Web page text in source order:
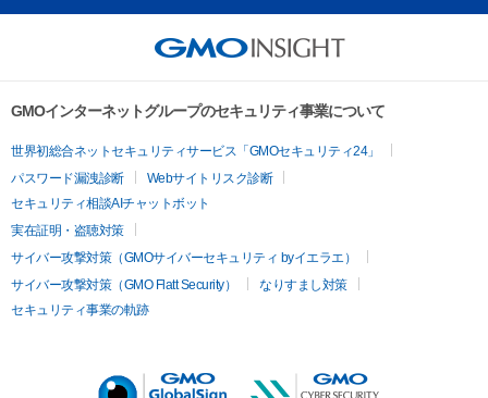
GMOインターネットグループのセキュリティ事業について
世界初総合ネットセキュリティサービス「GMOセキュリティ24」
パスワード漏洩診断
Webサイトリスク診断
セキュリティ相談AIチャットボット
実在証明・盗聴対策
サイバー攻撃対策（GMOサイバーセキュリティ byイエラエ）
サイバー攻撃対策（GMO Flatt Security）
なりすまし対策
セキュリティ事業の軌跡